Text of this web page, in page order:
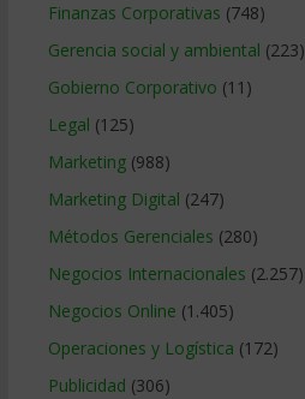
Finanzas Corporativas (748)
Gerencia social y ambiental (223)
Gobierno Corporativo (11)
Legal (125)
Marketing(988)
Marketing Digital (247)
Métodos Gerenciales (280)
Negocios Internacionales (2.257)
Negocios Online (1.405)
Operaciones y Logística (172)
Publicidad (306)